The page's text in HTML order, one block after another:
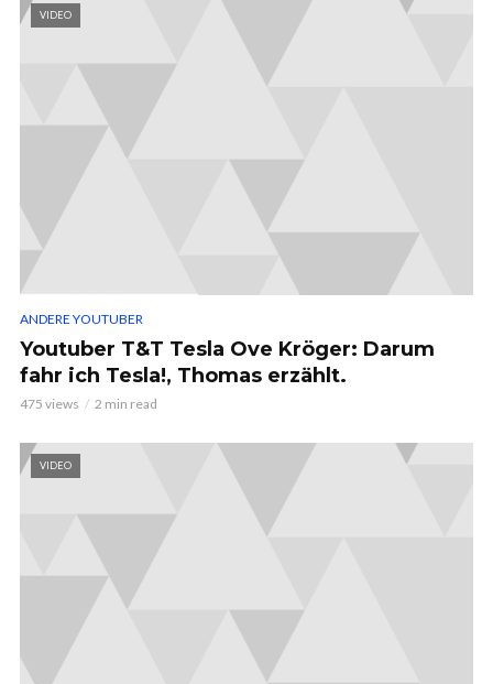
VIDEO
ANDERE YOUTUBER
Youtuber T&T Tesla Ove Kröger: Darum
fahr ich Tesla!, Thomas erzählt.
475 views 2 min read
VIDEO